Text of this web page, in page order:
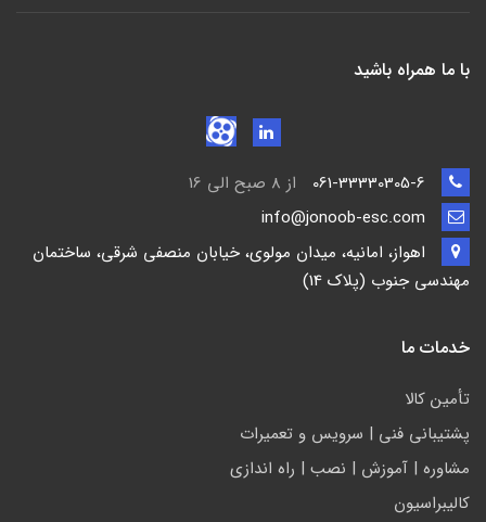
با ما همراه باشید
از 8 صبح الی 16
اهواز، امانیه، میدان مولوی، خیابان منصفی شرقی، ساختمان
مهندسی جنوب (پلاک 14)
خدمات ما
تأمين كالا
پشتيباني فني | سرويس و تعمیرات
مشاوره | آموزش | نصب | راه اندازی
کالیبراسیون